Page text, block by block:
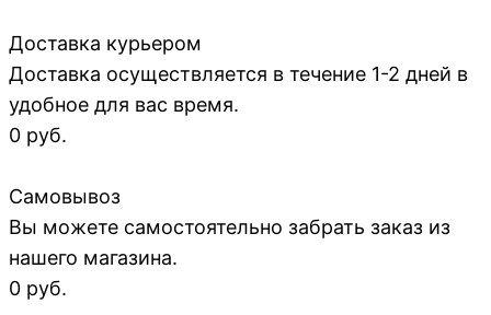
Доставка курьером
Доставка осуществляется в течение 1-2 дней в
удобное для вас время.
0 руб.
Самовывоз
Вы можете самостоятельно забрать заказ из
нашего магазина.
0 руб.